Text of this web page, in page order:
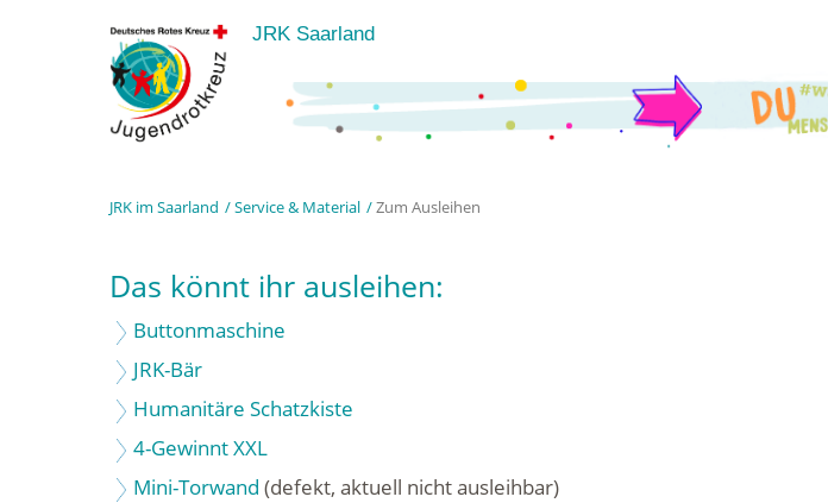
JRK Saarland
JRK im Saarland Service & Material Zum Ausleihen
Das könnt ihr ausleihen:
Buttonmaschine
JRK-Bär
Humanitäre Schatzkiste
4-Gewinnt XXL
Mini-Torwand (defekt, aktuell nicht ausleihbar)